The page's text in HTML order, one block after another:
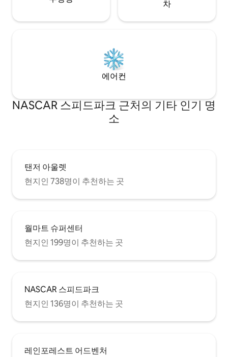
차
에어컨
NASCAR 스피드파크 근처의 기타 인기 명
소
탠저 아울렛
현지인 738명이 추천하는 곳
월마트 슈퍼센터
현지인 199명이 추천하는 곳
NASCAR 스피드파크
현지인 136명이 추천하는 곳
레인포레스트 어드벤처